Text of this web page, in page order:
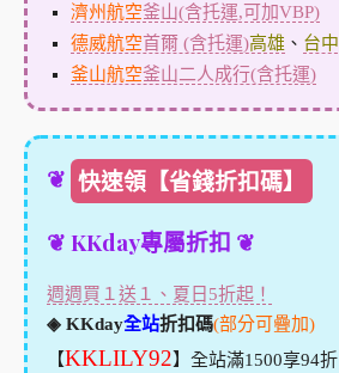
濟州航空釜山(含托運,可加VBP)
德威航空首爾 (含托運)高雄 、 台中
釜山航空釜山二人成行(含托運)
❦ 快速領【省錢折扣碼】
❦ KKday專屬折扣 ❦
週週買１送１、夏日5折起！
◈ KKday全站折扣碼(部分可疊加)
【KKLILY92】全站滿1500享94折